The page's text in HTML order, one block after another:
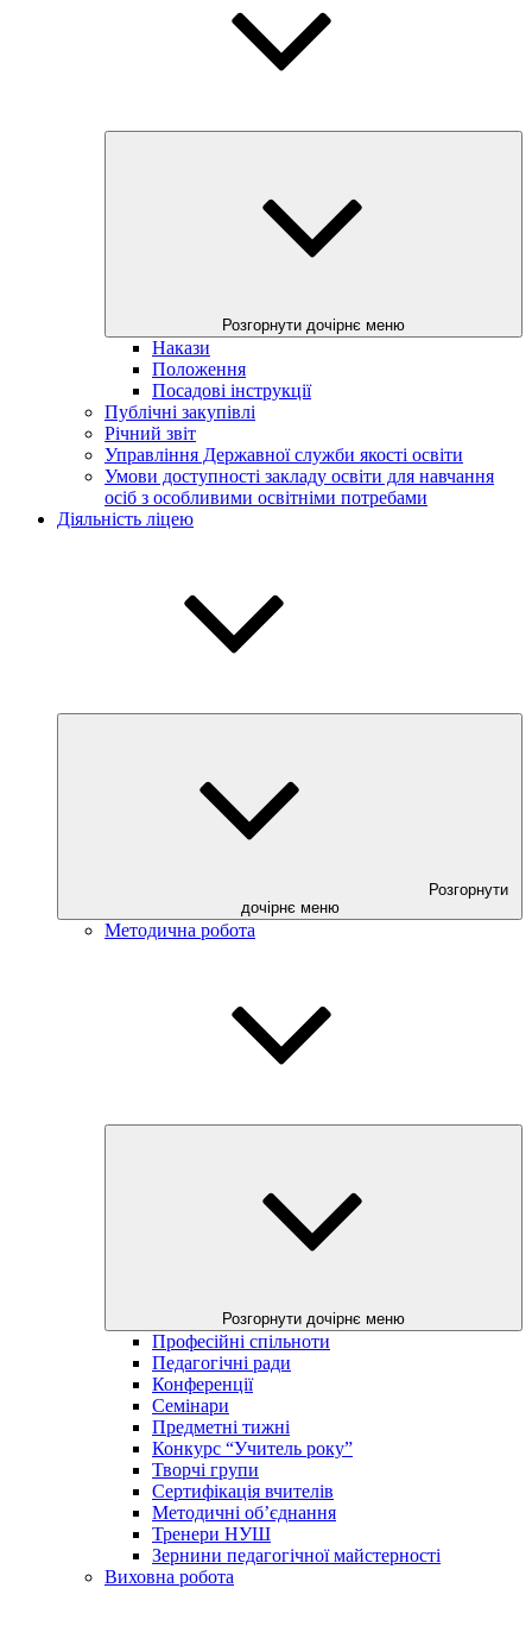
Розгорнути дочірнє меню
Накази
Положення
Посадові інструкції
Публічні закупівлі
Річний звіт
Управління Державної служби якості освіти
Умови доступності закладу освіти для навчання
осіб з особливими освітніми потребами
Діяльність ліцею
Розгорнути
дочірнє меню
Методична робота
Розгорнути дочірнє меню
Професійні спільноти
Педагогічні ради
Конференції
Семінари
Предметні тижні
Конкурс “Учитель року”
Творчі групи
Сертифікація вчителів
Методичні об’єднання
Тренери НУШ
Зернини педагогічної майстерності
Виховна робота